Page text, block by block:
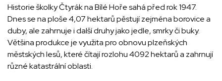
Historie školky Čtyrák na Bílé Hoře sahá před rok 1947.
Dnes se na ploše 4,07 hektarů pěstují zejména borovice a
duby, ale zahrnuje i další druhy jako jedle, smrky či buky.
Většina produkce je využita pro obnovu plzeňských
městských lesů, které čítají rozlohu 4092 hektarů a zahrnují
různé katastrální oblasti.